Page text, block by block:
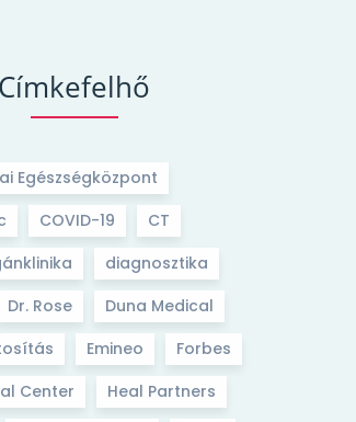
Címkefelhő
Egészségközpont
COVID-19
CT
diagnosztika
Dr. Rose
Duna Medical
Emineo
Forbes
Center
Heal Partners